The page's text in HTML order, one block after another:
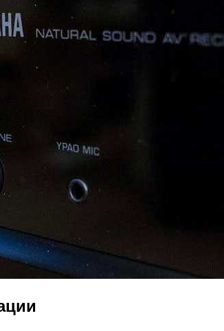
Под Ключ – Комфорт И
Стационарного Мастера Резервных